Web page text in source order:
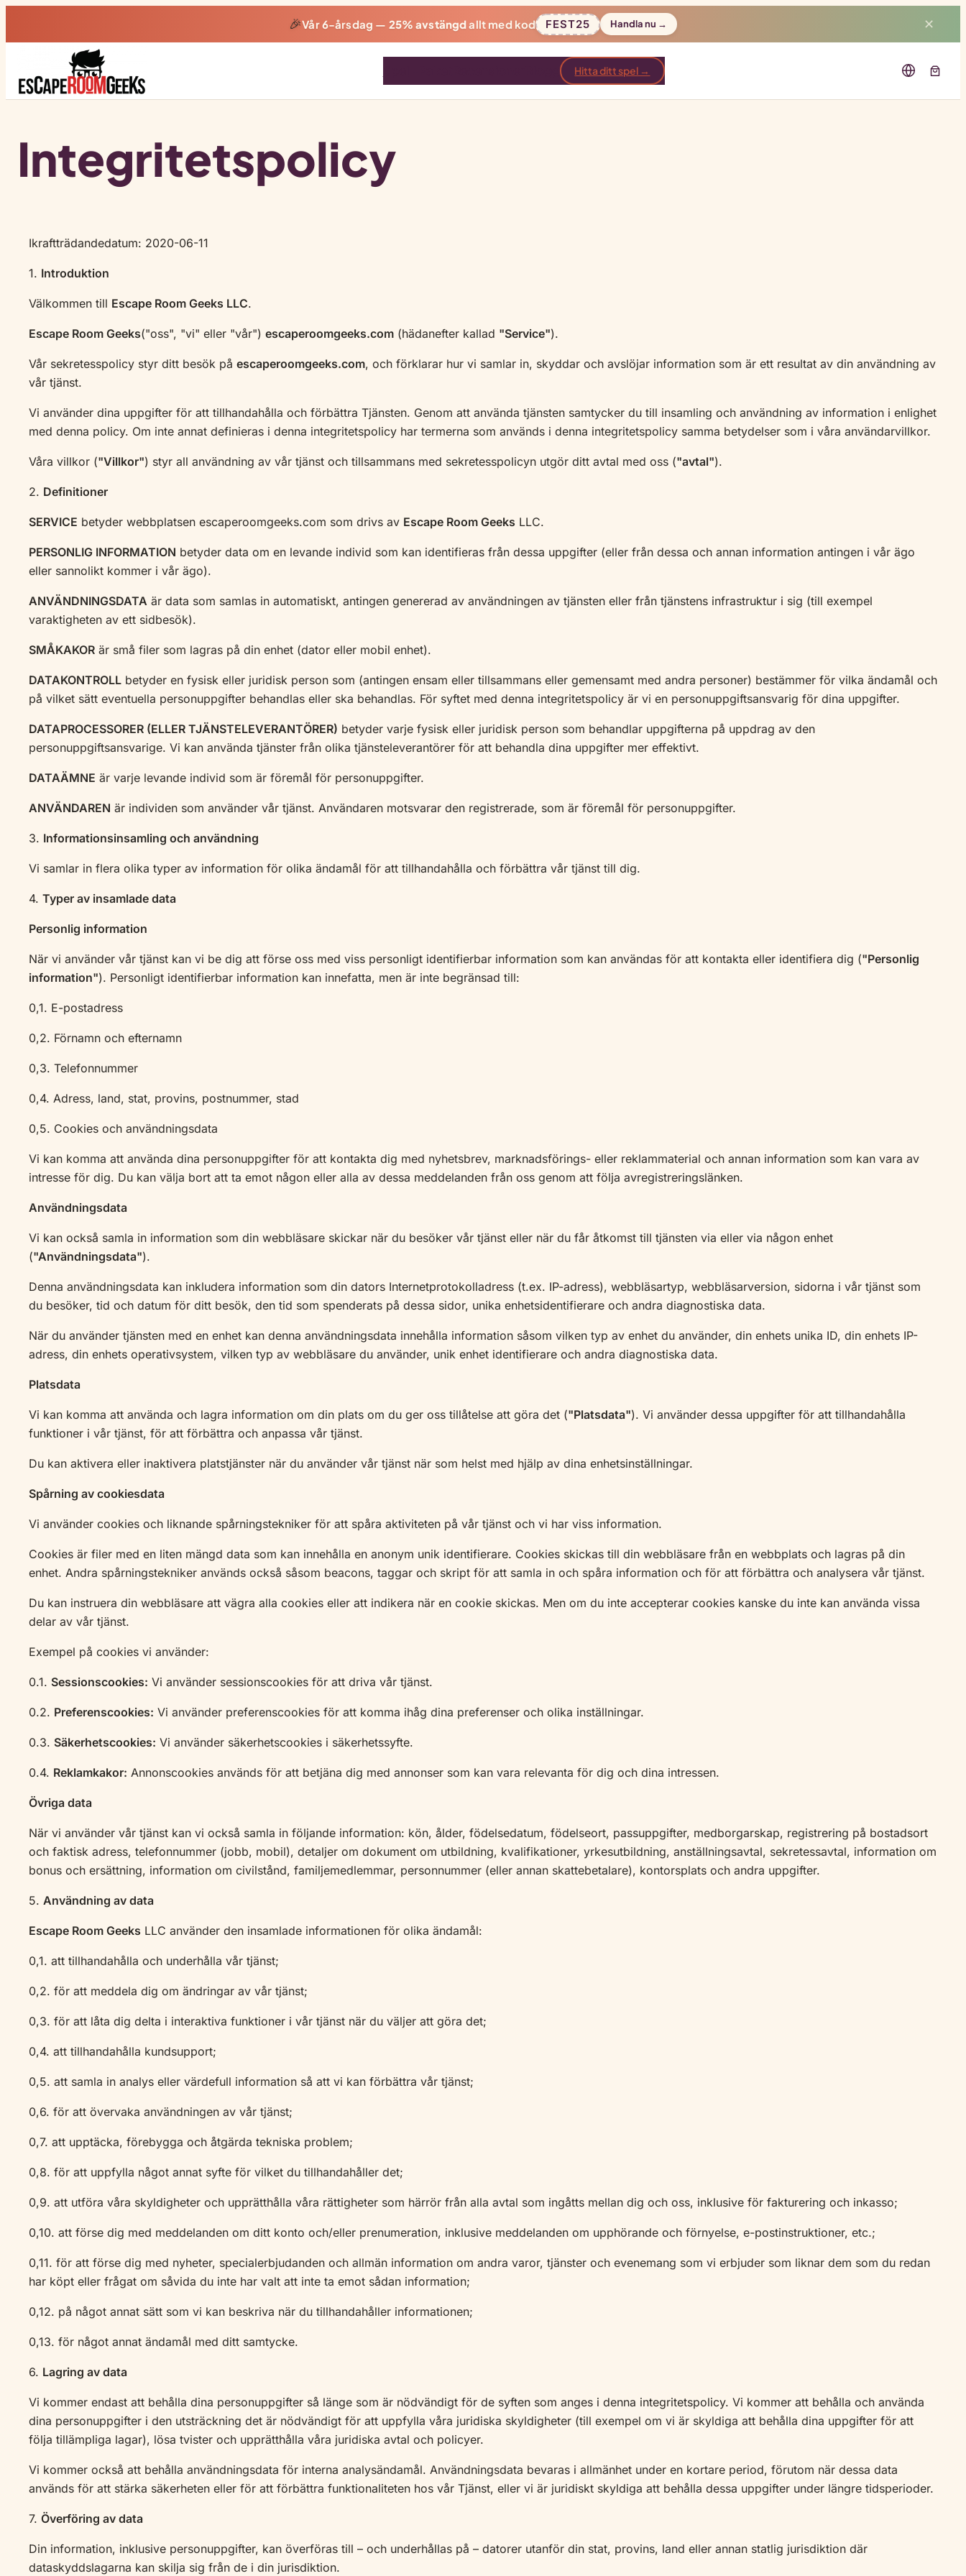
🎉Vår 6-årsdag — 25% avstängdallt med kod FEST25 Handla nu → ✕
Blogg Hitta ditt spel →
Integritetspolicy
Ikraftträdandedatum: 2020-06-11
1. Introduktion
Välkommen till Escape Room Geeks LLC.
Escape Room Geeks("oss", "vi" eller "vår") escaperoomgeeks.com (hädanefter kallad "Service").
Vår sekretesspolicy styr ditt besök på escaperoomgeeks.com, och förklarar hur vi samlar in, skyddar och avslöjar information som är ett resultat av din användning av
vår tjänst.
Vi använder dina uppgifter för att tillhandahålla och förbättra Tjänsten. Genom att använda tjänsten samtycker du till insamling och användning av information i enlighet
med denna policy. Om inte annat definieras i denna integritetspolicy har termerna som används i denna integritetspolicy samma betydelser som i våra användarvillkor.
Våra villkor ("Villkor") styr all användning av vår tjänst och tillsammans med sekretesspolicyn utgör ditt avtal med oss ("avtal").
2. Definitioner
SERVICE betyder webbplatsen escaperoomgeeks.com som drivs av Escape Room Geeks LLC.
PERSONLIG INFORMATION betyder data om en levande individ som kan identifieras från dessa uppgifter (eller från dessa och annan information antingen i vår ägo
eller sannolikt kommer i vår ägo).
ANVÄNDNINGSDATA är data som samlas in automatiskt, antingen genererad av användningen av tjänsten eller från tjänstens infrastruktur i sig (till exempel
varaktigheten av ett sidbesök).
SMÅKAKOR är små filer som lagras på din enhet (dator eller mobil enhet).
DATAKONTROLL betyder en fysisk eller juridisk person som (antingen ensam eller tillsammans eller gemensamt med andra personer) bestämmer för vilka ändamål och
på vilket sätt eventuella personuppgifter behandlas eller ska behandlas. För syftet med denna integritetspolicy är vi en personuppgiftsansvarig för dina uppgifter.
DATAPROCESSORER (ELLER TJÄNSTELEVERANTÖRER) betyder varje fysisk eller juridisk person som behandlar uppgifterna på uppdrag av den
personuppgiftsansvarige. Vi kan använda tjänster från olika tjänsteleverantörer för att behandla dina uppgifter mer effektivt.
DATAÄMNE är varje levande individ som är föremål för personuppgifter.
ANVÄNDAREN är individen som använder vår tjänst. Användaren motsvarar den registrerade, som är föremål för personuppgifter.
3. Informationsinsamling och användning
Vi samlar in flera olika typer av information för olika ändamål för att tillhandahålla och förbättra vår tjänst till dig.
4. Typer av insamlade data
Personlig information
När vi använder vår tjänst kan vi be dig att förse oss med viss personligt identifierbar information som kan användas för att kontakta eller identifiera dig ("Personlig
information"). Personligt identifierbar information kan innefatta, men är inte begränsad till:
0,1. E-postadress
0,2. Förnamn och efternamn
0,3. Telefonnummer
0,4. Adress, land, stat, provins, postnummer, stad
0,5. Cookies och användningsdata
Vi kan komma att använda dina personuppgifter för att kontakta dig med nyhetsbrev, marknadsförings- eller reklammaterial och annan information som kan vara av
intresse för dig. Du kan välja bort att ta emot någon eller alla av dessa meddelanden från oss genom att följa avregistreringslänken.
Användningsdata
Vi kan också samla in information som din webbläsare skickar när du besöker vår tjänst eller när du får åtkomst till tjänsten via eller via någon enhet
("Användningsdata").
Denna användningsdata kan inkludera information som din dators Internetprotokolladress (t.ex. IP-adress), webbläsartyp, webbläsarversion, sidorna i vår tjänst som
du besöker, tid och datum för ditt besök, den tid som spenderats på dessa sidor, unika enhetsidentifierare och andra diagnostiska data.
När du använder tjänsten med en enhet kan denna användningsdata innehålla information såsom vilken typ av enhet du använder, din enhets unika ID, din enhets IP-
adress, din enhets operativsystem, vilken typ av webbläsare du använder, unik enhet identifierare och andra diagnostiska data.
Platsdata
Vi kan komma att använda och lagra information om din plats om du ger oss tillåtelse att göra det ("Platsdata"). Vi använder dessa uppgifter för att tillhandahålla
funktioner i vår tjänst, för att förbättra och anpassa vår tjänst.
Du kan aktivera eller inaktivera platstjänster när du använder vår tjänst när som helst med hjälp av dina enhetsinställningar.
Spårning av cookiesdata
Vi använder cookies och liknande spårningstekniker för att spåra aktiviteten på vår tjänst och vi har viss information.
Cookies är filer med en liten mängd data som kan innehålla en anonym unik identifierare. Cookies skickas till din webbläsare från en webbplats och lagras på din
enhet. Andra spårningstekniker används också såsom beacons, taggar och skript för att samla in och spåra information och för att förbättra och analysera vår tjänst.
Du kan instruera din webbläsare att vägra alla cookies eller att indikera när en cookie skickas. Men om du inte accepterar cookies kanske du inte kan använda vissa
delar av vår tjänst.
Exempel på cookies vi använder:
0.1. Sessionscookies: Vi använder sessionscookies för att driva vår tjänst.
0.2. Preferenscookies: Vi använder preferenscookies för att komma ihåg dina preferenser och olika inställningar.
0.3. Säkerhetscookies: Vi använder säkerhetscookies i säkerhetssyfte.
0.4. Reklamkakor: Annonscookies används för att betjäna dig med annonser som kan vara relevanta för dig och dina intressen.
Övriga data
När vi använder vår tjänst kan vi också samla in följande information: kön, ålder, födelsedatum, födelseort, passuppgifter, medborgarskap, registrering på bostadsort
och faktisk adress, telefonnummer (jobb, mobil), detaljer om dokument om utbildning, kvalifikationer, yrkesutbildning, anställningsavtal, sekretessavtal, information om
bonus och ersättning, information om civilstånd, familjemedlemmar, personnummer (eller annan skattebetalare), kontorsplats och andra uppgifter.
5. Användning av data
Escape Room Geeks LLC använder den insamlade informationen för olika ändamål:
0,1. att tillhandahålla och underhålla vår tjänst;
0,2. för att meddela dig om ändringar av vår tjänst;
0,3. för att låta dig delta i interaktiva funktioner i vår tjänst när du väljer att göra det;
0,4. att tillhandahålla kundsupport;
0,5. att samla in analys eller värdefull information så att vi kan förbättra vår tjänst;
0,6. för att övervaka användningen av vår tjänst;
0,7. att upptäcka, förebygga och åtgärda tekniska problem;
0,8. för att uppfylla något annat syfte för vilket du tillhandahåller det;
0,9. att utföra våra skyldigheter och upprätthålla våra rättigheter som härrör från alla avtal som ingåtts mellan dig och oss, inklusive för fakturering och inkasso;
0,10. att förse dig med meddelanden om ditt konto och/eller prenumeration, inklusive meddelanden om upphörande och förnyelse, e-postinstruktioner, etc.;
0,11. för att förse dig med nyheter, specialerbjudanden och allmän information om andra varor, tjänster och evenemang som vi erbjuder som liknar dem som du redan
har köpt eller frågat om såvida du inte har valt att inte ta emot sådan information;
0,12. på något annat sätt som vi kan beskriva när du tillhandahåller informationen;
0,13. för något annat ändamål med ditt samtycke.
6. Lagring av data
Vi kommer endast att behålla dina personuppgifter så länge som är nödvändigt för de syften som anges i denna integritetspolicy. Vi kommer att behålla och använda
dina personuppgifter i den utsträckning det är nödvändigt för att uppfylla våra juridiska skyldigheter (till exempel om vi är skyldiga att behålla dina uppgifter för att
följa tillämpliga lagar), lösa tvister och upprätthålla våra juridiska avtal och policyer.
Vi kommer också att behålla användningsdata för interna analysändamål. Användningsdata bevaras i allmänhet under en kortare period, förutom när dessa data
används för att stärka säkerheten eller för att förbättra funktionaliteten hos vår Tjänst, eller vi är juridiskt skyldiga att behålla dessa uppgifter under längre tidsperioder.
7. Överföring av data
Din information, inklusive personuppgifter, kan överföras till – och underhållas på – datorer utanför din stat, provins, land eller annan statlig jurisdiktion där
dataskyddslagarna kan skilja sig från de i din jurisdiktion.